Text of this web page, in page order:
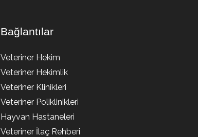
Bağlantılar
Veteriner Hekim
Veteriner Hekimlik
Veteriner Klinikleri
Veteriner Poliklinikleri
Hayvan Hastaneleri
Veteriner İlaç Rehberi